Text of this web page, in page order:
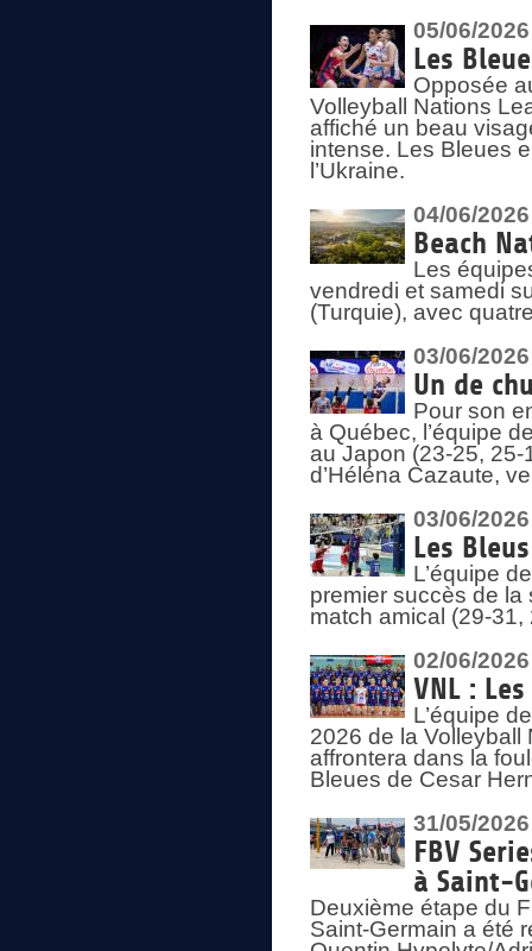
05/06/2026
Les
Opposée
Volleyball Nations
affiché un beau
intense. Les Bleues
l’Ukraine.
04/06/2026
Beach
Les
vendredi et samedi
(Turquie), avec
03/06/2026
Un de
Pour son
à Québec, l’équipe
au Japon (23-25,
d’Héléna Cazaute,
03/06/2026
Les
L’équipe
premier succès de la
match amical (29-
02/06/2026
VNL :
L’équipe
2026 de la
affrontera dans la
Bleues de Cesar
31/05/2026
FBV
à Saint-
Deuxième étape du
Saint-Germain a été